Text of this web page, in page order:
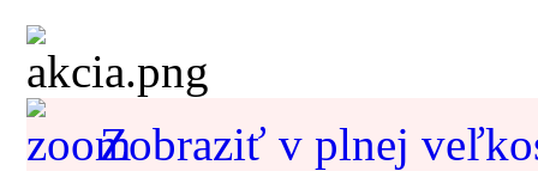
Zobraziť v plnej